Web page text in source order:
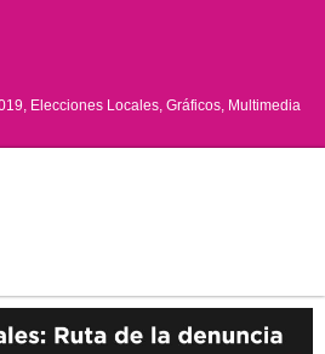
Elecciones Locales Gráficos Multimedia